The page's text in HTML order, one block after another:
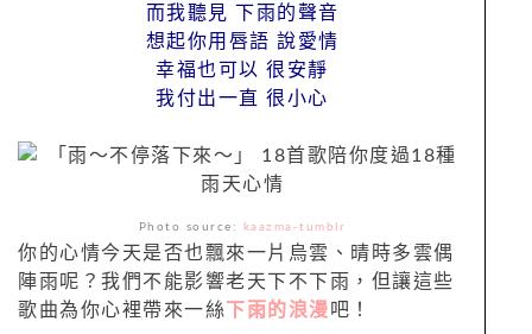
而我聽見 下雨的聲音
想起你用唇語 說愛情
幸福也可以 很安靜
我付出一直 很小心
Photo source: kaazma-tumblr
你的心情今天是否也飄來一片烏雲、晴時多雲偶
陣雨呢？我們不能影響老天下不下雨，但讓這些
歌曲為你心裡帶來一絲
下雨的浪漫吧！